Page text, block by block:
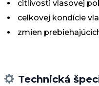
citlivosti vlasovej
celkovej kondície
zmien
Technická